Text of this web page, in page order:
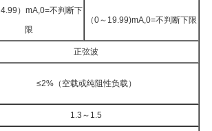
）mA,0=不判断下
限
（0～19.99)mA,0=不判断下限
正弦波
≤2%（空载或纯阻性负载）
1.3～1.5